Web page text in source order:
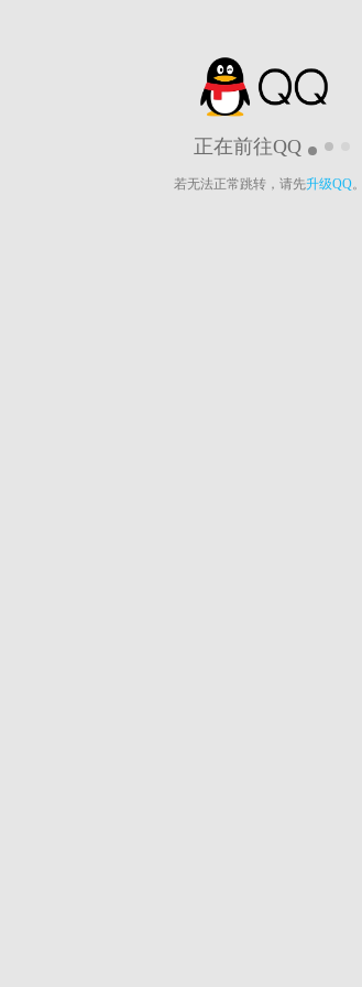
正在前往QQ
若无法正常跳转，请先升级QQ。